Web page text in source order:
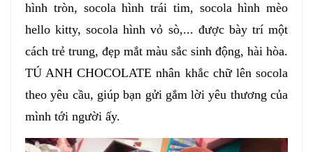
hình tròn, socola hình trái tim, socola hình mèo
hello kitty, socola hình vỏ sò,... được bày trí một
cách trẻ trung, đẹp mắt màu sắc sinh động, hài hòa.
TÚ ANH CHOCOLATE nhân khắc chữ lên socola
theo yêu cầu, giúp bạn gửi gắm lời yêu thương của
mình tới người ấy.